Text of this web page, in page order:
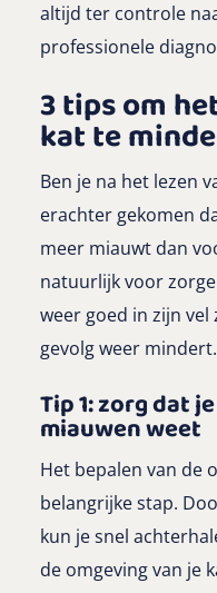
altijd ter controle
professionele
3 tips om
kat te
Ben je na het lezen
erachter gekomen
meer miauwt dan
natuurlijk voor
weer goed in zijn
gevolg weer
Tip 1: zorg dat
miauwen weet
Het bepalen van de
belangrijke stap.
kun je snel
de omgeving van je